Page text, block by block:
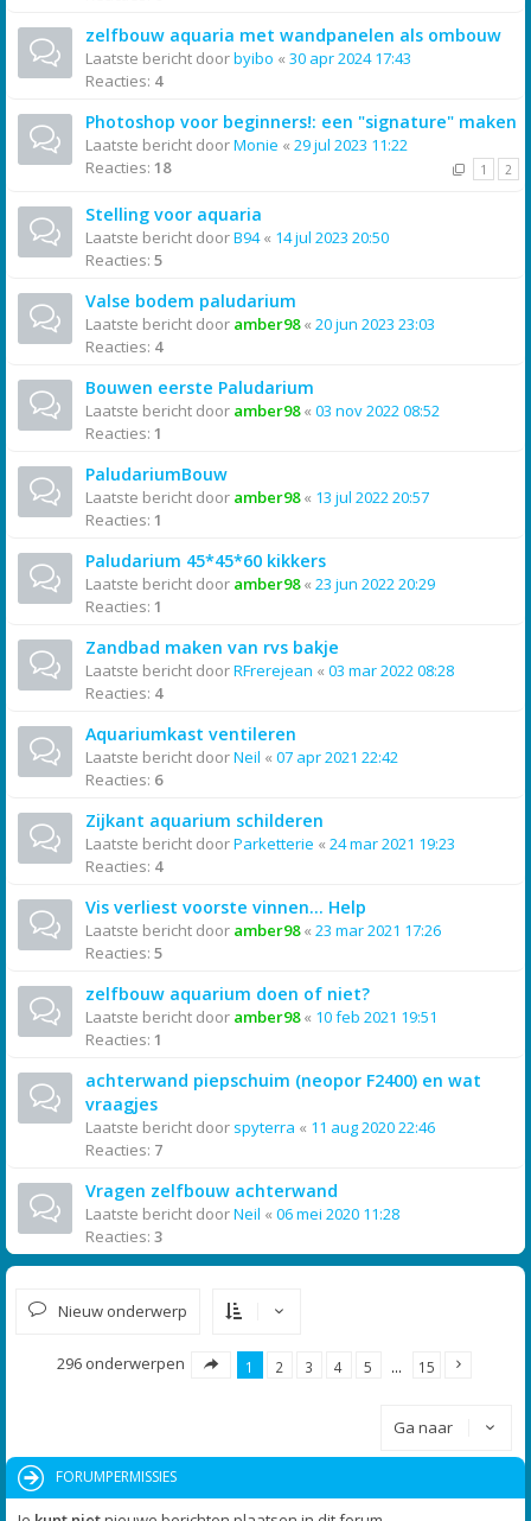
zelfbouw aquaria met wandpanelen als ombouw
Laatste bericht doorbyibo « 30 apr 2024 17:43
Reacties: 4
Photoshop voor beginners!: een "signature" maken
Laatste bericht doorMonie « 29 jul 2023 11:22
Reacties: 18 1 2
Stelling voor aquaria
Laatste bericht doorB94« 14 jul 2023 20:50
Reacties: 5
Valse bodem paludarium
Laatste bericht door amber98« 20 jun 2023 23:03
Reacties: 4
Bouwen eerste Paludarium
Laatste bericht door amber98« 03 nov 2022 08:52
Reacties: 1
PaludariumBouw
Laatste bericht door amber98« 13 jul 2022 20:57
Reacties: 1
Paludarium 45*45*60 kikkers
Laatste bericht door amber98« 23 jun 2022 20:29
Reacties: 1
Zandbad maken van rvs bakje
Laatste bericht doorRFrerejean « 03 mar 2022 08:28
Reacties: 4
Aquariumkast ventileren
Laatste bericht doorNeil « 07 apr 2021 22:42
Reacties: 6
Zijkant aquarium schilderen
Laatste bericht doorParketterie « 24 mar 2021 19:23
Reacties: 4
Vis verliest voorste vinnen... Help
Laatste bericht door amber98« 23 mar 2021 17:26
Reacties: 5
zelfbouw aquarium doen of niet?
Laatste bericht door amber98« 10 feb 2021 19:51
Reacties: 1
achterwand piepschuim (neopor F2400) en wat
vraagjes
Laatste bericht door spyterra « 11 aug 2020 22:46
Reacties: 7
Vragen zelfbouw achterwand
Laatste bericht doorNeil « 06 mei 2020 11:28
Reacties: 3
Nieuw onderwerp
296 onderwerpen 1 2 3 4 5 … 15
Ga naar
FORUMPERMISSIES